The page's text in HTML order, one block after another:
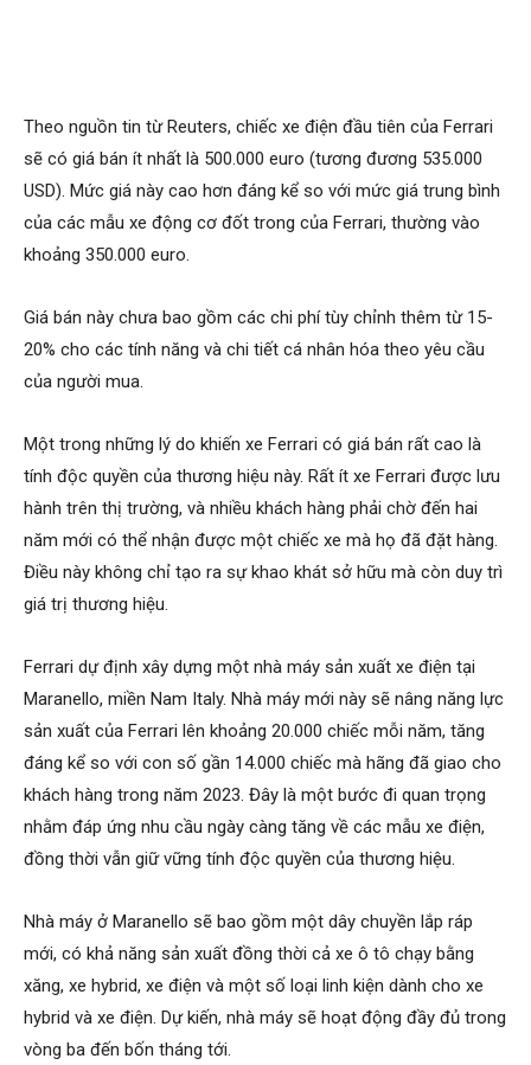
Theo nguồn tin từ Reuters, chiếc xe điện đầu tiên của Ferrari
sẽ có giá bán ít nhất là 500.000 euro (tương đương 535.000
USD). Mức giá này cao hơn đáng kể so với mức giá trung bình
của các mẫu xe động cơ đốt trong của Ferrari, thường vào
khoảng 350.000 euro.
Giá bán này chưa bao gồm các chi phí tùy chỉnh thêm từ 15-
20% cho các tính năng và chi tiết cá nhân hóa theo yêu cầu
của người mua.
Một trong những lý do khiến xe Ferrari có giá bán rất cao là
tính độc quyền của thương hiệu này. Rất ít xe Ferrari được lưu
hành trên thị trường, và nhiều khách hàng phải chờ đến hai
năm mới có thể nhận được một chiếc xe mà họ đã đặt hàng.
Điều này không chỉ tạo ra sự khao khát sở hữu mà còn duy trì
giá trị thương hiệu.
Ferrari dự định xây dựng một nhà máy sản xuất xe điện tại
Maranello, miền Nam Italy. Nhà máy mới này sẽ nâng năng lực
sản xuất của Ferrari lên khoảng 20.000 chiếc mỗi năm, tăng
đáng kể so với con số gần 14.000 chiếc mà hãng đã giao cho
khách hàng trong năm 2023. Đây là một bước đi quan trọng
nhằm đáp ứng nhu cầu ngày càng tăng về các mẫu xe điện,
đồng thời vẫn giữ vững tính độc quyền của thương hiệu.
Nhà máy ở Maranello sẽ bao gồm một dây chuyền lắp ráp
mới, có khả năng sản xuất đồng thời cả xe ô tô chạy bằng
xăng, xe hybrid, xe điện và một số loại linh kiện dành cho xe
hybrid và xe điện. Dự kiến, nhà máy sẽ hoạt động đầy đủ trong
vòng ba đến bốn tháng tới.